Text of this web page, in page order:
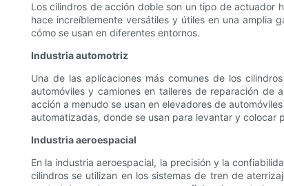
Los cilindros de acción doble son un tipo de actuador
hace increíblemente versátiles y útiles en una amplia
cómo se usan en diferentes entornos.
Industria automotriz
Una de las aplicaciones más comunes de los
automóviles y camiones en talleres de reparación de
acción a menudo se usan en elevadores de
automatizadas, donde se usan para levantar y colocar
Industria aeroespacial
En la industria aeroespacial, la precisión y la
cilindros se utilizan en los sistemas de tren de